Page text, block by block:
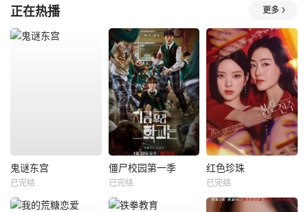
正在热播 更多
鬼谜东宫
已完结
僵尸校园第一季
已完结
红色珍珠
已完结